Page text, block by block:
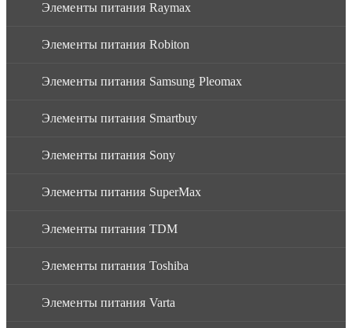
Элементы питания Raymax
Элементы питания Robiton
Элементы питания Samsung Pleomax
Элементы питания Smartbuy
Элементы питания Sony
Элементы питания SuperMax
Элементы питания TDM
Элементы питания Toshiba
Элементы питания Varta